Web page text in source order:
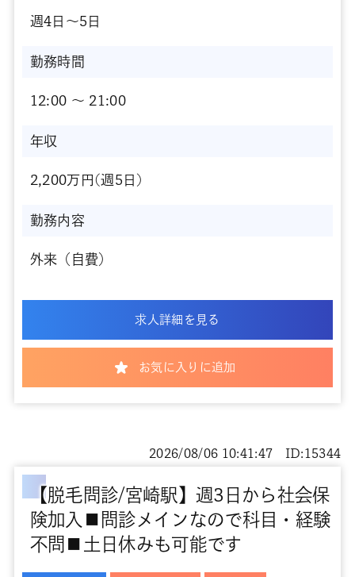
週4日～5日
勤務時間
12:00 〜 21:00
年収
2,200万円(週5日)
勤務内容
外来（自費）
求人詳細を見る
お気に入りに追加
【脱毛問診/宮崎駅】週3日から社会保
険加入■問診メインなので科目・経験
不問■土日休みも可能です
2026/08/06 10:41:47 ID:15344